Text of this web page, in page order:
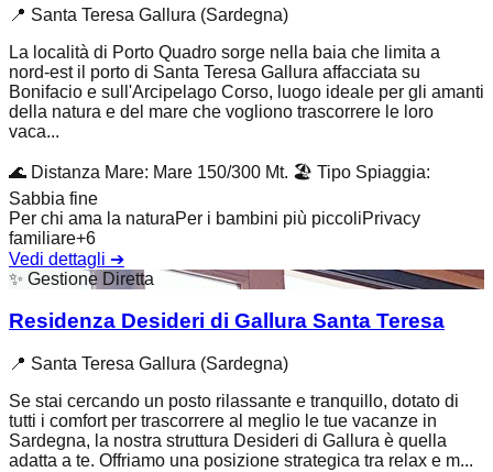
📍 Santa Teresa Gallura (Sardegna)
La località di Porto Quadro sorge nella baia che limita a
nord-est il porto di Santa Teresa Gallura affacciata su
Bonifacio e sull'Arcipelago Corso, luogo ideale per gli amanti
della natura e del mare che vogliono trascorrere le loro
vaca...
🌊 Distanza Mare: Mare 150/300 Mt. 🏖️ Tipo Spiaggia:
Sabbia fine
Per chi ama la naturaPer i bambini più piccoliPrivacy
familiare+6
Vedi dettagli ➔
✨ Gestione Diretta
Residenza Desideri di Gallura Santa Teresa
📍 Santa Teresa Gallura (Sardegna)
Se stai cercando un posto rilassante e tranquillo, dotato di
tutti i comfort per trascorrere al meglio le tue vacanze in
Sardegna, la nostra struttura Desideri di Gallura è quella
adatta a te. Offriamo una posizione strategica tra relax e m...